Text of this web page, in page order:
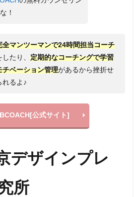
！
全マンツーマンで24時間担当コーチ
したり、 定期的なコーチングで学習
チベーション管理があるから挫折せ
れるよ♪
公式サイト]
デザインプレ
所